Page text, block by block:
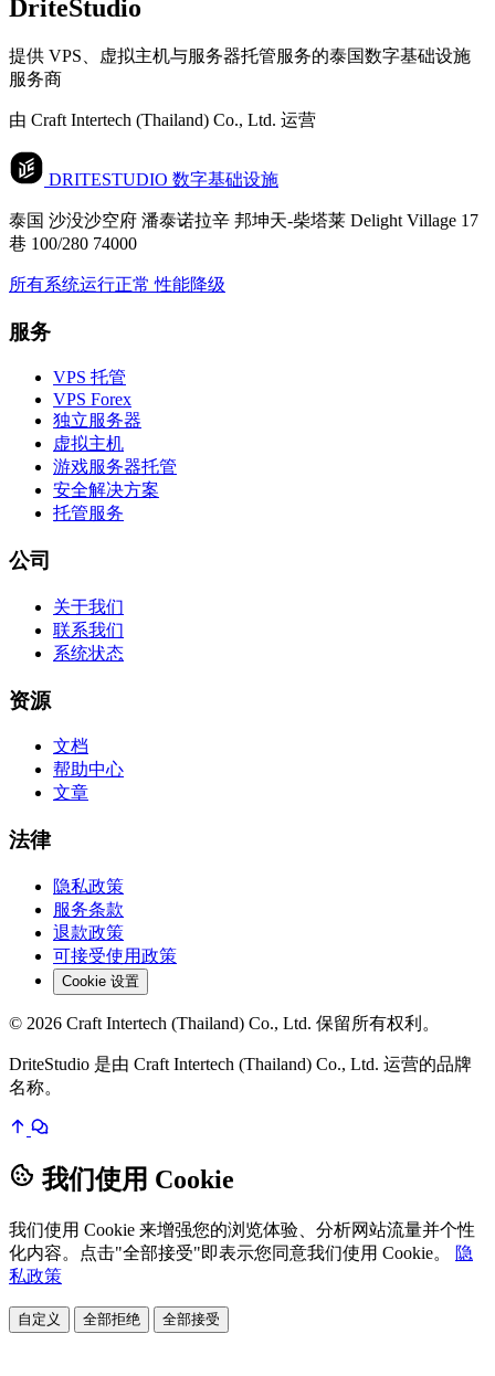
DriteStudio
提供 VPS、虚拟主机与服务器托管服务的泰国数字基础设施
服务商
由 Craft Intertech (Thailand) Co., Ltd. 运营
DRITESTUDIO 数字基础设施
泰国 沙没沙空府 潘泰诺拉辛 邦坤天-柴塔莱 Delight Village 17
巷 100/280 74000
所有系统运行正常 性能降级
服务
VPS 托管
VPS Forex
独立服务器
虚拟主机
游戏服务器托管
安全解决方案
托管服务
公司
关于我们
联系我们
系统状态
资源
文档
帮助中心
文章
法律
隐私政策
服务条款
退款政策
可接受使用政策
Cookie 设置
© 2026 Craft Intertech (Thailand) Co., Ltd. 保留所有权利。
DriteStudio 是由 Craft Intertech (Thailand) Co., Ltd. 运营的品牌
名称。
我们使用 Cookie
我们使用 Cookie 来增强您的浏览体验、分析网站流量并个性
化内容。点击"全部接受"即表示您同意我们使用 Cookie。
隐
私政策
自定义 全部拒绝 全部接受